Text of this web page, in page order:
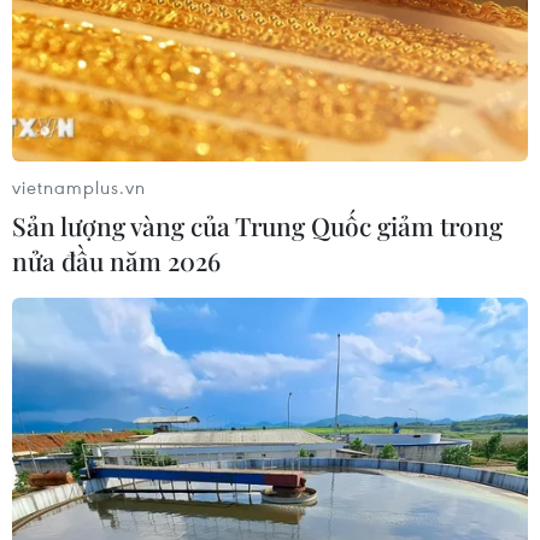
không phận Ukraine
TIN LIÊN QUAN
vietnamplus.vn
Sản lượng vàng của Trung Quốc giảm trong
nửa đầu năm 2026